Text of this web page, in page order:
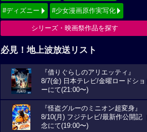
#ディズニー #少女漫画原作実写化
シリーズ・映画祭作品を探す
必見！地上波放送リスト
『借りぐらしのアリエッティ』
8/7(金) 日本テレビ/金曜ロードショ
ーにて(21:00〜)
『怪盗グルーのミニオン超変身』
8/10(月) フジテレビ/最新作公開記
念にて(19:00〜)